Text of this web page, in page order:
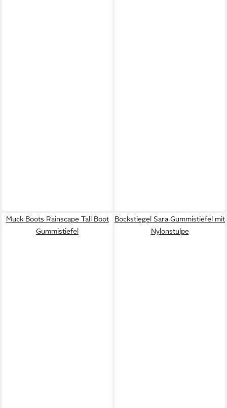
Muck Boots Rainscape Tall Boot
Gummistiefel
Bockstiegel Sara Gummistiefel mit
Nylonstulpe